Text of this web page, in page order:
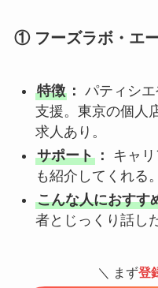
① フーズラボ・エ
特徴： パティシ
支援。東京の個人
求人あり。
サポート：
キャ
も紹介してくれる。
こんな人におすす
者とじっくり話し
＼ まず登